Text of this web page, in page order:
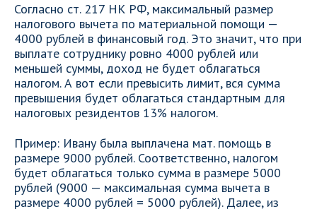
Согласно ст. 217 НК РФ, максимальный размер
налогового вычета по материальной помощи —
4000 рублей в финансовый год. Это значит, что при
выплате сотруднику ровно 4000 рублей или
меньшей суммы, доход не будет облагаться
налогом. А вот если превысить лимит, вся сумма
превышения будет облагаться стандартным для
налоговых резидентов 13% налогом.
Пример: Ивану была выплачена мат. помощь в
размере 9000 рублей. Соответственно, налогом
будет облагаться только сумма в размере 5000
рублей (9000 — максимальная сумма вычета в
размере 4000 рублей = 5000 рублей). Далее, из